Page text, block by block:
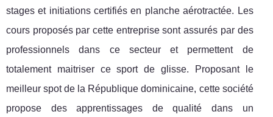
stages et initiations certifiés en planche aérotractée. Les
cours proposés par cette entreprise sont assurés par des
professionnels dans ce secteur et permettent de
totalement maitriser ce sport de glisse. Proposant le
meilleur spot de la République dominicaine, cette société
propose des apprentissages de qualité dans un